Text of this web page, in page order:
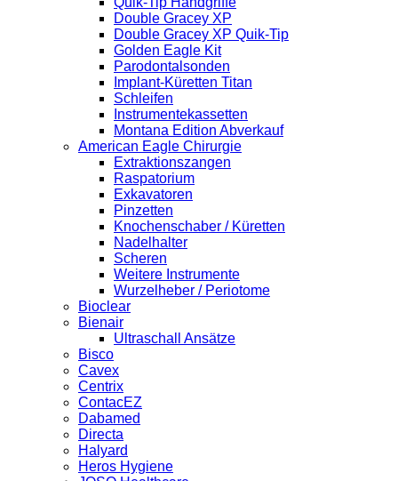
Double Gracey XP
Double Gracey XP Quik-Tip
Golden Eagle Kit
Parodontalsonden
Implant-Küretten Titan
Schleifen
Instrumentekassetten
Montana Edition Abverkauf
American Eagle Chirurgie
Extraktionszangen
Raspatorium
Exkavatoren
Pinzetten
Knochenschaber / Küretten
Nadelhalter
Scheren
Weitere Instrumente
Wurzelheber / Periotome
Bioclear
Bienair
Ultraschall Ansätze
Bisco
Cavex
Centrix
ContacEZ
Dabamed
Directa
Halyard
Heros Hygiene